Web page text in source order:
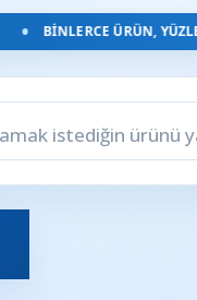
BINLERCE ÜRÜN,